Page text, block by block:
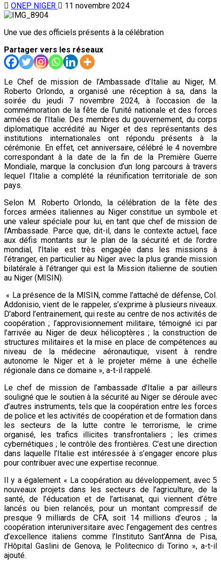
ONEP NIGER 11 novembre 2024
Une vue des officiels présents à la célébration
Partager vers les réseaux
Le Chef de mission de l’Ambassade d’Italie au Niger, M.
Roberto Orlondo, a organisé une réception à sa, dans la
soirée du jeudi 7 novembre 2024, à l’occasion de la
commémoration de la fête de l’unité nationale et des forces
armées de l’Italie. Des membres du gouvernement, du corps
diplomatique accrédité au Niger et des représentants des
institutions internationales ont répondu présents à la
cérémonie. En effet, cet anniversaire, célébré le 4 novembre
correspondant à la date de la fin de la Première Guerre
Mondiale, marque la conclusion d’un long parcours à travers
lequel l’Italie a complété la réunification territoriale de son
pays.
Selon M. Roberto Orlondo, la célébration de la fête des
forces armées italiennes au Niger constitue un symbole et
une valeur spéciale pour lui, en tant que chef de mission de
l’Ambassade. Parce que, dit-il, dans le contexte actuel, face
aux défis montants sur le plan de la sécurité et de l’ordre
mondial, l’Italie est très engagée dans les missions à
l’étranger, en particulier au Niger avec la plus grande mission
bilatérale à l’étranger qui est la Mission italienne de soutien
au Niger (MISIN).
« La présence de la MISIN, comme l’attaché de défense, Col.
Addonisio, vient de le rappeler, s’exprime à plusieurs niveaux.
D’abord l’entrainement, qui reste au centre de nos activités de
coopération ; l’approvisionnement militaire, témoigné ici par
l’arrivée au Niger de deux hélicoptères ; la construction de
structures militaires et la mise en place de compétences au
niveau de la médecine aéronautique, visent à rendre
autonome le Niger et à le projeter même à une échelle
régionale dans ce domaine », a-t-il rappelé.
Le chef de mission de l’ambassade d’Italie a par ailleurs
souligné que le soutien à la sécurité au Niger se déroule avec
d’autres instruments, tels que la coopération entre les forces
de police et les activités de coopération et de formation dans
les secteurs de la lutte contre le terrorisme, le crime
organisé, les trafics illicites transfrontaliers ; les crimes
cybernétiques ; le contrôle des frontières. C’est une direction
dans laquelle l’Italie est intéressée à s’engager encore plus
pour contribuer avec une expertise reconnue.
Il y a également « La coopération au développement, avec 5
nouveaux projets dans les secteurs de l’agriculture, de la
santé, de l’éducation et de l’artisanat, qui viennent d’être
lancés ou bien relancés, pour un montant compressif de
presque 9 milliards de CFA, soit 14 millions d’euros ; la
coopération interuniversitaire avec l’engagement des centres
d’excellence italiens comme l’Instituto Sant’Anna de Pisa,
l’Hôpital Gaslini de Genova, le Politecnico di Torino », a-t-il
ajouté.